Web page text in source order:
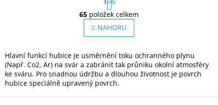
O
v
l
á
a
c
í
p
t
r
á
n
k
v
á
n
í
65 položek celkem
NAHORU
Hlavní funkcí hubice je usměrnění toku ochranného plynu
(Např. Co2, Ar) na svár a zabránit tak průniku okolní atmosféry
ke sváru. Pro snadnou údržbu a dlouhou životnost je povrch
hubice speciálně upravený povrch.
Z